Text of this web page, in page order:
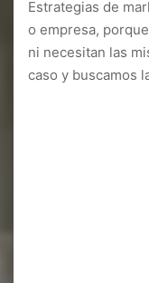
Estrategias de
o empresa,
ni necesitan las
caso y buscamos